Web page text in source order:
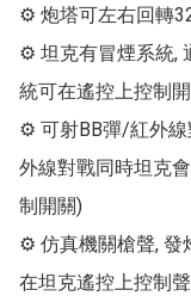
⚙ 炮塔可左右回轉
⚙ 坦克有冒煙系統,
統可在遙控上控制
⚙ 可射BB彈/紅外線
外線對戰同時坦克
制開關)
⚙ 仿真機關槍聲, 發
在坦克遙控上控制